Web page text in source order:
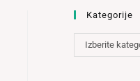
Kategorije
Kategorije
Izberite